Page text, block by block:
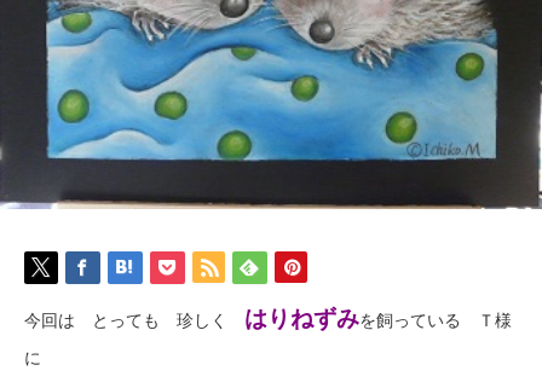
今回は とっても 珍しく はりねずみを飼っている Ｔ様
に